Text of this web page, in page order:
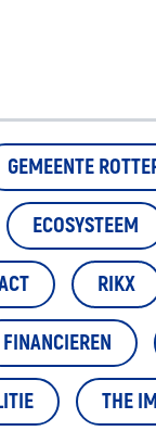
GEMEENTE
ECOSYSTEEM
RIKX
FINANCIEREN
THE